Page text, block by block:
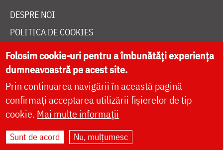
DESPRE NOI
POLITICA DE COOKIES
DONEAZĂ ONLINE PENTRU CATEDRALA NAȚIONALĂ
LIVE
Site dezvoltat deDOXOLOGIA MEDIA
Folosim cookie-uri pentru a îmbunătăți experiența
dumneavoastră pe acest site.
Prin continuarea navigării în această pagină
confirmați acceptarea utilizării fișierelor de tip
cookie. Mai multe informații
Sunt de acord Nu, mulțumesc